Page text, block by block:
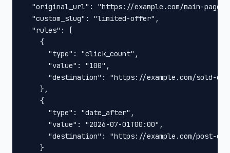
  "original_url": "https://example.com/main-page",
  "custom_slug": "limited-offer",
  "rules": [
    {
      "type": "click_count",
      "value": "100",
"destination": "https://example.com/sold-
    },
    {
      "type": "date_after",
      "value": "2026-07-01T00:00",
"destination": "https://example.com/post-
    }